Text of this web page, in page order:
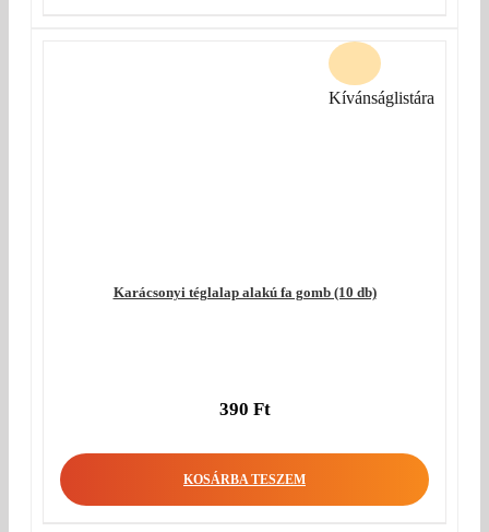
Karácsonyi téglalap alakú fa gomb (10 db)
390 Ft
KOSÁRBA TESZEM
Kívánságlistára